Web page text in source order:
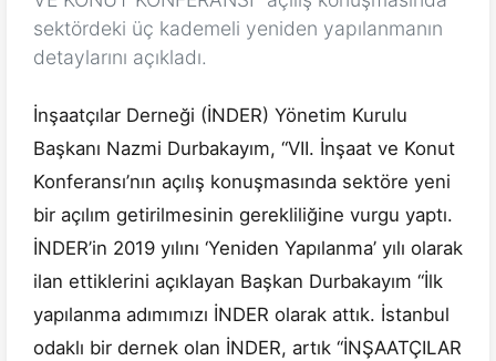
sektördeki üç kademeli yeniden yapılanmanın
detaylarını açıkladı.
İnşaatçılar Derneği (İNDER) Yönetim Kurulu
Başkanı Nazmi Durbakayım, “VII. İnşaat ve Konut
Konferansı’nın açılış konuşmasında sektöre yeni
bir açılım getirilmesinin gerekliliğine vurgu yaptı.
İNDER’in 2019 yılını ‘Yeniden Yapılanma’ yılı olarak
ilan ettiklerini açıklayan Başkan Durbakayım “İlk
yapılanma adımımızı İNDER olarak attık. İstanbul
odaklı bir dernek olan İNDER, artık “İNŞAATÇILAR